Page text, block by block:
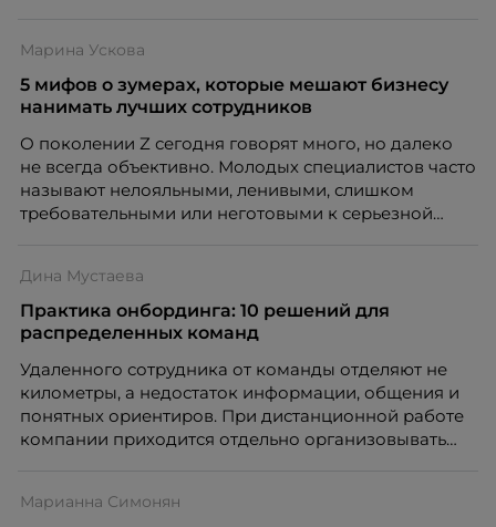
Марина Ускова
5 мифов о зумерах, которые мешают бизнесу
нанимать лучших сотрудников
О поколении Z сегодня говорят много, но далеко
не всегда объективно. Молодых специалистов часто
называют нелояльными, ленивыми, слишком
требовательными или неготовыми к серьезной
кадровых ошибок. В этой статье Марина Ускова,
руководитель отдела подбора персонала
рекрутинговой компании, разбирает самые
почему устаревшие представления мешают
бизнесу находить и удерживать сильных
сотрудников.
Дина Мустаева
Практика онбординга: 10 решений для
распределенных команд
Удаленного сотрудника от команды отделяют не
километры, а недостаток информации, общения и
понятных ориентиров. При дистанционной работе
компании приходится отдельно организовывать
по работе с персоналом Инфомаксимум,
Марианна Симонян